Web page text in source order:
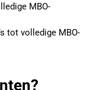
MBO-
tot volledige MBO-